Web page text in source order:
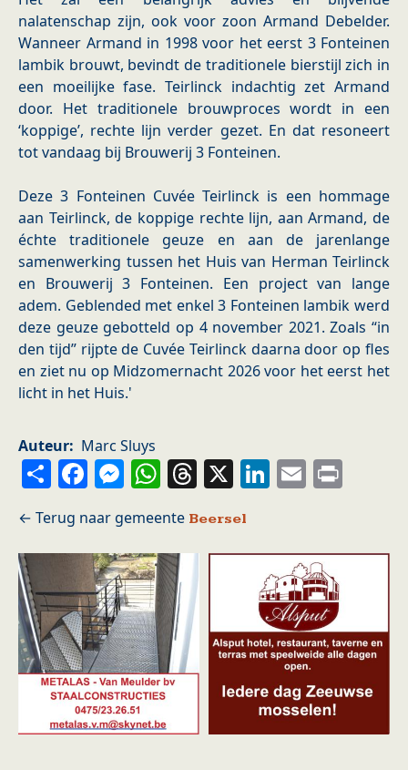
nalatenschap zijn, ook voor zoon Armand Debelder.
Wanneer Armand in 1998 voor het eerst 3 Fonteinen
lambik brouwt, bevindt de traditionele bierstijl zich in
een moeilijke fase. Teirlinck indachtig zet Armand
door. Het traditionele brouwproces wordt in een
‘koppige’, rechte lijn verder gezet. En dat resoneert
tot vandaag bij Brouwerij 3 Fonteinen.
Deze 3 Fonteinen Cuvée Teirlinck is een hommage
aan Teirlinck, de koppige rechte lijn, aan Armand, de
échte traditionele geuze en aan de jarenlange
samenwerking tussen het Huis van Herman Teirlinck
en Brouwerij 3 Fonteinen. Een project van lange
adem. Geblended met enkel 3 Fonteinen lambik werd
deze geuze gebotteld op 4 november 2021. Zoals “in
den tijd” rijpte de Cuvée Teirlinck daarna door op fles
en ziet nu op Midzomernacht 2026 voor het eerst het
licht in het Huis.'
Auteur Marc Sluys
ShareFacebook
Messenger
WhatsApp
Threads
X LinkedIn
Email
Beersel